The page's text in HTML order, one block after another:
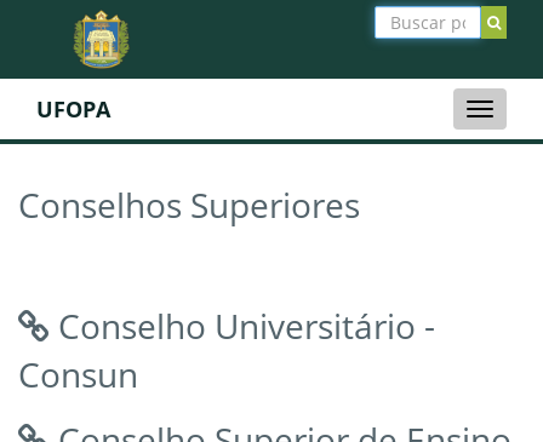
Toggle
UFOPA
Conselhos Superiores
Conselho Universitário -
Consun